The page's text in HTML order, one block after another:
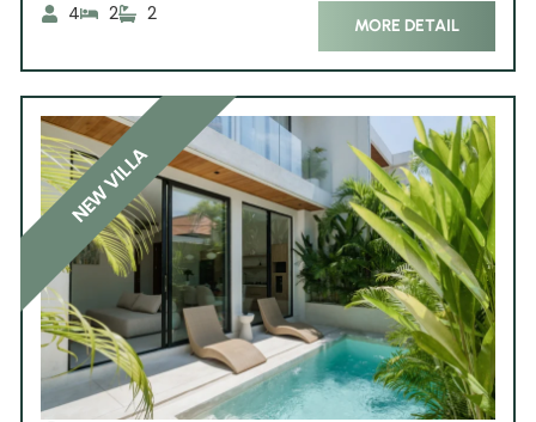
4 2 2
MORE DETAIL
NEW VILLA